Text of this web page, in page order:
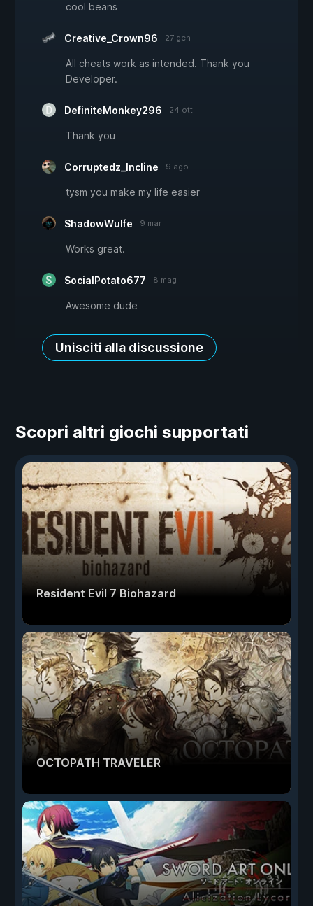
cool beans
Creative_Crown96 27 gen
All cheats work as intended. Thank you
Developer.
DefiniteMonkey296 24 ott
Thank you
Corruptedz_Incline 9 ago
tysm you make my life easier
ShadowWulfe 9 mar
Works great.
SocialPotato677 8 mag
Awesome dude
Unisciti alla discussione
Scopri altri giochi supportati
Resident Evil 7 Biohazard
OCTOPATH TRAVELER